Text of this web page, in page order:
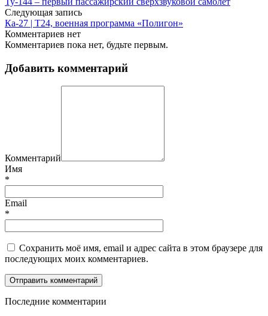
Следующая запись
Ка-27 | Т24, военная программа «Полигон»
Комментариев нет
Комментариев пока нет, будьте первым.
Добавить комментарий
Комментарий
Имя
*
Email
*
Сохранить моё имя, email и адрес сайта в этом браузере для
последующих моих комментариев.
Последние комментарии